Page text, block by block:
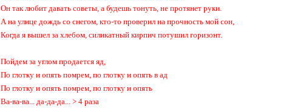
Он так любит давать советы, а будешь тонуть, не протянет руки.
А на улице дождь со снегом, кто-то проверил на прочность мой сон,
Когда я вышел за хлебом, силикатный кирпич потушил горизонт.
Пойдем за углом продается яд,
По глотку и опять помрем, по глотку и опять в ад
По глотку и опять помрем, по глотку и опять
Ва-ва-ва... да-да-да... > 4 раза